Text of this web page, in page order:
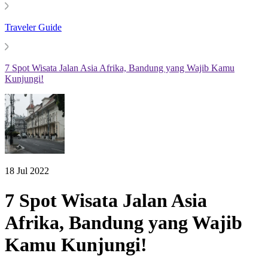
Traveler Guide
7 Spot Wisata Jalan Asia Afrika, Bandung yang Wajib Kamu
Kunjungi!
18 Jul 2022
7 Spot Wisata Jalan Asia
Afrika, Bandung yang Wajib
Kamu Kunjungi!